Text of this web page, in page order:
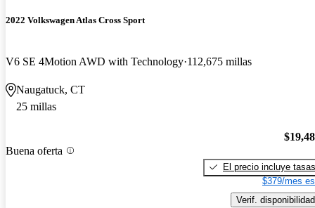
2022 Volkswagen Atlas Cross Sport
V6 SE 4Motion AWD with Technology 112,675 millas
Naugatuck, CT
25 millas
Buena oferta
El precio incluye tasas
$379/mes
Verif. disponibilidad